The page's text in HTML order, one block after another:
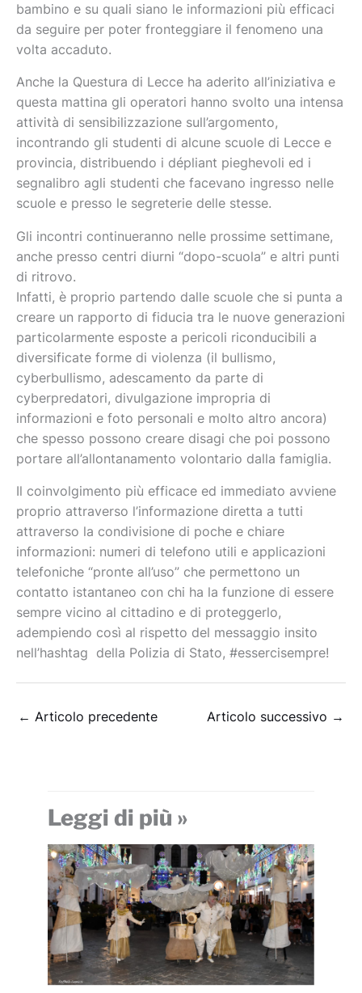
bambino e su quali siano le informazioni più efficaci
da seguire per poter fronteggiare il fenomeno una
volta accaduto.
Anche la Questura di Lecce ha aderito all’iniziativa e
questa mattina gli operatori hanno svolto una intensa
attività di sensibilizzazione sull’argomento,
incontrando gli studenti di alcune scuole di Lecce e
provincia, distribuendo i dépliant pieghevoli ed i
segnalibro agli studenti che facevano ingresso nelle
scuole e presso le segreterie delle stesse.
Gli incontri continueranno nelle prossime settimane,
anche presso centri diurni “dopo-scuola” e altri punti
di ritrovo.
Infatti, è proprio partendo dalle scuole che si punta a
creare un rapporto di fiducia tra le nuove generazioni
particolarmente esposte a pericoli riconducibili a
diversificate forme di violenza (il bullismo,
cyberbullismo, adescamento da parte di
cyberpredatori, divulgazione impropria di
informazioni e foto personali e molto altro ancora)
che spesso possono creare disagi che poi possono
portare all’allontanamento volontario dalla famiglia.
Il coinvolgimento più efficace ed immediato avviene
proprio attraverso l’informazione diretta a tutti
attraverso la condivisione di poche e chiare
informazioni: numeri di telefono utili e applicazioni
telefoniche “pronte all’uso” che permettono un
contatto istantaneo con chi ha la funzione di essere
sempre vicino al cittadino e di proteggerlo,
adempiendo così al rispetto del messaggio insito
nell’hashtag della Polizia di Stato, #essercisempre!
← Articolo precedente Articolo successivo →
Leggi di più »